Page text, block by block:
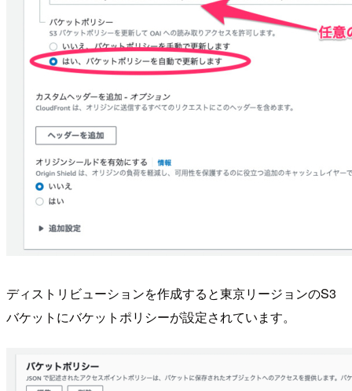
ディストリビューションを作成すると東京リージョンのS3
バケットにバケットポリシーが設定されています。